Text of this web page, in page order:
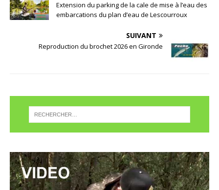
Extension du parking de la cale de mise à l’eau des
embarcations du plan d’eau de Lescourroux
SUIVANT
Reproduction du brochet 2026 en Gironde